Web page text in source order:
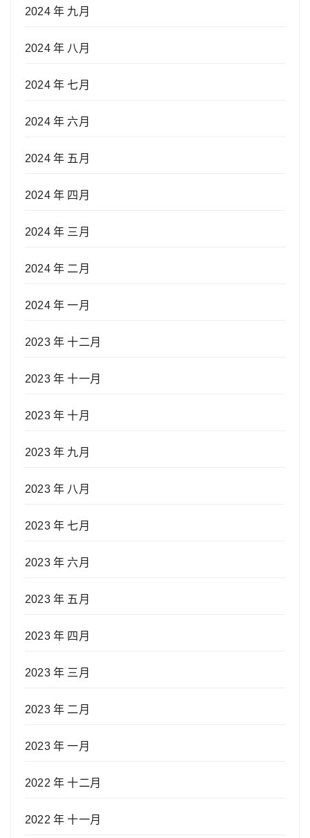
2024 年 九月
2024 年 八月
2024 年 七月
2024 年 六月
2024 年 五月
2024 年 四月
2024 年 三月
2024 年 二月
2024 年 一月
2023 年 十二月
2023 年 十一月
2023 年 十月
2023 年 九月
2023 年 八月
2023 年 七月
2023 年 六月
2023 年 五月
2023 年 四月
2023 年 三月
2023 年 二月
2023 年 一月
2022 年 十二月
2022 年 十一月